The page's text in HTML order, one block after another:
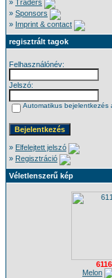
» Traders
» Sponsors
» Imprint & contact
regisztrált tagok
Felhasználónév:
Jelszó:
Automatikus bejelentkezés
» Elfelejtett jelszó
» Regisztráció
Véletlenszerű kép
Melon